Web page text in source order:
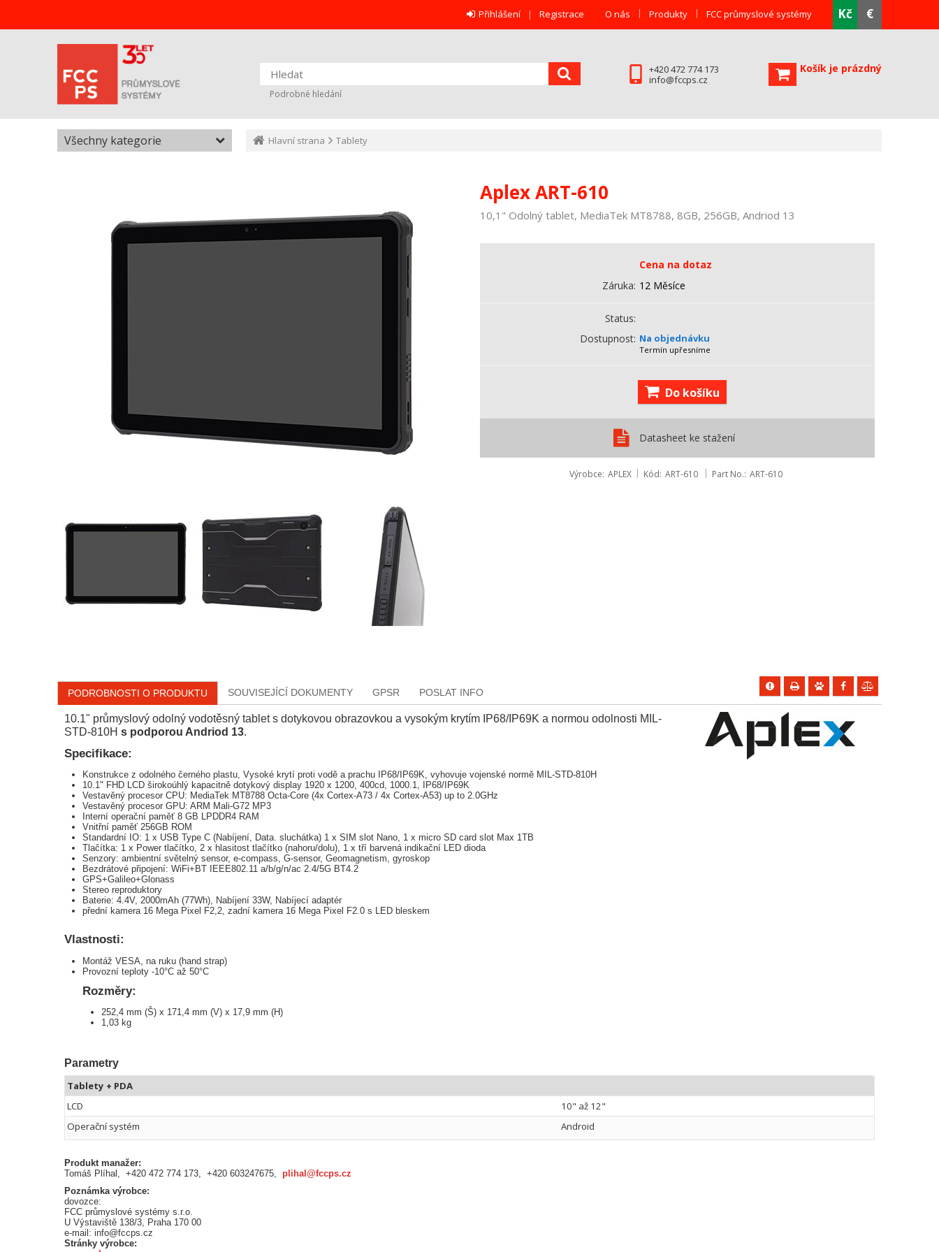
Kč €
O nás Produkty FCC průmyslové systémy
Přihlášení Registrace
Košík je prázdný
+420 472 774 173
info@fccps.cz
Podrobné hledání
Všechny kategorie Hlavní strana Tablety
Aplex ART-610
10,1" Odolný tablet, MediaTek MT8788, 8GB, 256GB, Andriod 13
Cena na dotaz
Záruka 12 Měsíce
Status
Dostupnost Na objednávku
Termín upřesníme
Do košíku
Datasheet ke stažení
Výrobce APLEX Kód ART-610 Part No. ART-610
PODROBNOSTI O PRODUKTU SOUVISEJÍCÍ DOKUMENTY GPSR POSLAT INFO
10.1" průmyslový odolný vodotěsný tablet s dotykovou obrazovkou a vysokým krytím IP68/IP69K a normou odolnosti MIL-
STD-810H s podporou Andriod 13.
Specifikace:
Konstrukce z odolného černého plastu, Vysoké krytí proti vodě a prachu IP68/IP69K, vyhovuje vojenské normě MIL-STD-810H
10.1" FHD LCD širokoúhlý kapacitně dotykový display 1920 x 1200, 400cd, 1000.1, IP68/IP69K
Vestavěný procesor CPU: MediaTek MT8788 Octa-Core (4x Cortex-A73 / 4x Cortex-A53) up to 2.0GHz
Vestavěný procesor GPU: ARM Mali-G72 MP3
Interní operační paměť 8 GB LPDDR4 RAM
Vnitřní paměť 256GB ROM
Standardní IO: 1 x USB Type C (Nabíjení, Data. sluchátka) 1 x SIM slot Nano, 1 x micro SD card slot Max 1TB
Tlačítka: 1 x Power tlačítko, 2 x hlasitost tlačítko (nahoru/dolu), 1 x tří barvená indikační LED dioda
Senzory: ambientní světelný sensor, e-compass, G-sensor, Geomagnetism, gyroskop
Bezdrátové připojení: WiFi+BT IEEE802.11 a/b/g/n/ac 2.4/5G BT4.2
GPS+Galileo+Glonass
Stereo reproduktory
Baterie: 4.4V, 2000mAh (77Wh), Nabíjení 33W, Nabíjecí adaptér
přední kamera 16 Mega Pixel F2,2, zadní kamera 16 Mega Pixel F2.0 s LED bleskem
Vlastnosti:
Montáž VESA, na ruku (hand strap)
Provozní teploty -10°C až 50°C
Rozměry:
252,4 mm (Š) x 171,4 mm (V) x 17,9 mm (H)
1,03 kg
Parametry
Tablety + PDA
LCD
10" až 12"
Operační systém
Android
Produkt manažer:
Tomáš Plíhal, +420 472 774 173, +420 603247675, plihal@fccps.cz
Poznámka výrobce:
dovozce:
FCC průmyslové systémy s.r.o.
U Výstaviště 138/3, Praha 170 00
e-mail: info@fccps.cz
Stránky výrobce: